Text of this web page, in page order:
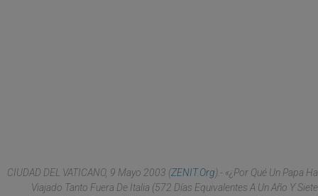
CIUDAD DEL VATICANO, 9 Mayo 2003 (ZENIT.org).- «¿Por Qué Un Papa Ha
Viajado Tanto Fuera De Italia (572 Días Equivalentes A Un Año Y Siete